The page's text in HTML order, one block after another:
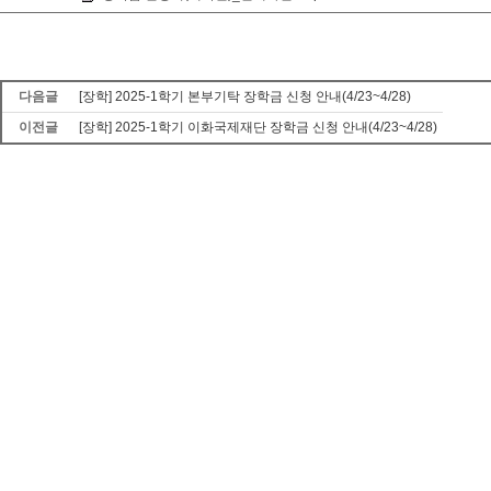
다음글
[장학] 2025-1학기 본부기탁 장학금 신청 안내(4/23~4/28)
이전글
[장학] 2025-1학기 이화국제재단 장학금 신청 안내(4/23~4/28)